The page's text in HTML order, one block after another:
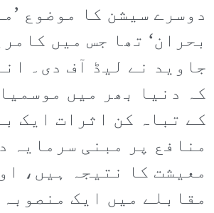
دوسرے سیشن کا موضوع
بحران‘ تھا جس میں
جاوید نے لیڈ آف دی۔
کہ دنیا بھر میں
کے تباہ کن اثرات ایک
منافع پر مبنی سرمایہ
معیشت کا نتیجہ ہیں،
مقابلے میں ایک